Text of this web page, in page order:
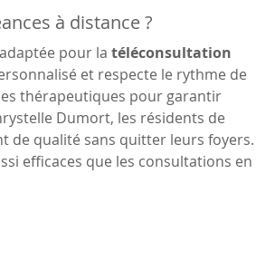
à distance ?
pour la téléconsultation
et respecte le rythme de
thérapeutiques pour garantir
Dumort, les résidents de
de qualité sans quitter leurs foyers.
efficaces que les consultations en